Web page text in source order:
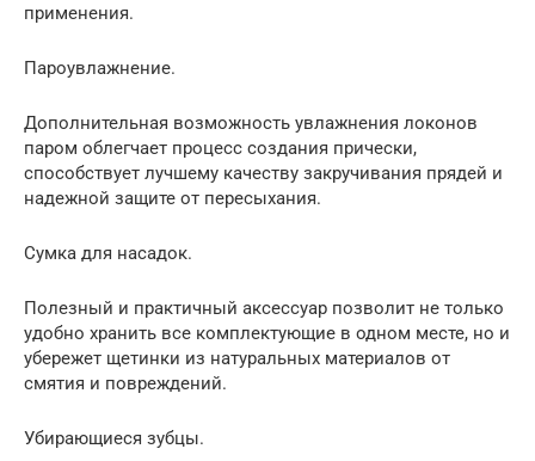
применения.
Пароувлажнение.
Дополнительная возможность увлажнения локонов
паром облегчает процесс создания прически,
способствует лучшему качеству закручивания прядей и
надежной защите от пересыхания.
Сумка для насадок.
Полезный и практичный аксессуар позволит не только
удобно хранить все комплектующие в одном месте, но и
убережет щетинки из натуральных материалов от
смятия и повреждений.
Убирающиеся зубцы.